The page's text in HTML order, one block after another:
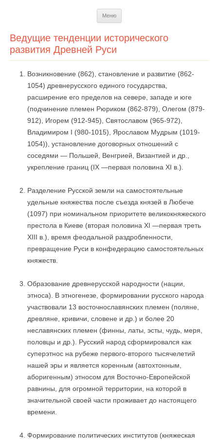
Меню
Ведущие тенденции исторического
развития Древней Руси
Возникновение (862), становление и развитие (862-
1054) древнерусского единого государства,
расширение его пределов на севере, западе и юге
(подчинение племен Рюриком (862-879), Олегом (879-
912), Игорем (912-945), Святославом (965-972),
Владимиром I (980-1015), Ярославом Мудрым (1019-
1054)), установление договорных отношений с
соседями — Польшей, Венгрией, Византией и др.,
укрепление границ (IX —первая половина XI в.).
Разделение Русской земли на самостоятельные
удельные княжества после съезда князей в Любече
(1097) при номинальном приоритете великокняжеского
престола в Киеве (вторая половина XI —первая треть
XIII в.), время феодальной раздробленности,
превращение Руси в конфедерацию самостоятельных
княжеств.
Образование древнерусской народности (нации,
этноса). В этногенезе, формировании русского народа
участвовали 13 восточнославянских племен (поляне,
древляне, кривичи, словене и др.) и более 20
неславянских племен (финны, латы, эсты, чудь, меря,
половцы и др.). Русский народ сформировался как
суперэтнос на рубеже первого-второго тысячелетий
нашей эры и является коренным (автохтонным,
аборигенным) этносом для Восточно-Европейской
равнины, для огромной территории, на которой в
значительной своей части проживает до настоящего
времени.
Формирование политических институтов (княжеская